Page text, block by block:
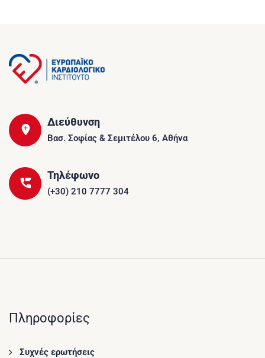
Διεύθυνση
Βασ. Σοφίας & Σεμιτέλου 6, Αθήνα
Τηλέφωνο
(+30) 210 7777 304
Πληροφορίες
Συχνές ερωτήσεις